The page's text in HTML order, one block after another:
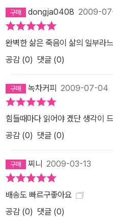
dongja0408 2009-
완벽한 삶은 죽음이 삶의 일부라
공감 (0) 댓글 (0)
녹차커피 2009-07-04
힘들때마다 읽어야 겠단 생각이
공감 (0) 댓글 (0)
찌니 2009-03-13
배송도 빠르구좋아요
공감 (0) 댓글 (0)